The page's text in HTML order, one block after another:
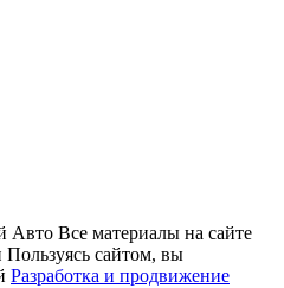
Авто Все материалы на сайте
Пользуясь сайтом, вы
Разработка и продвижение